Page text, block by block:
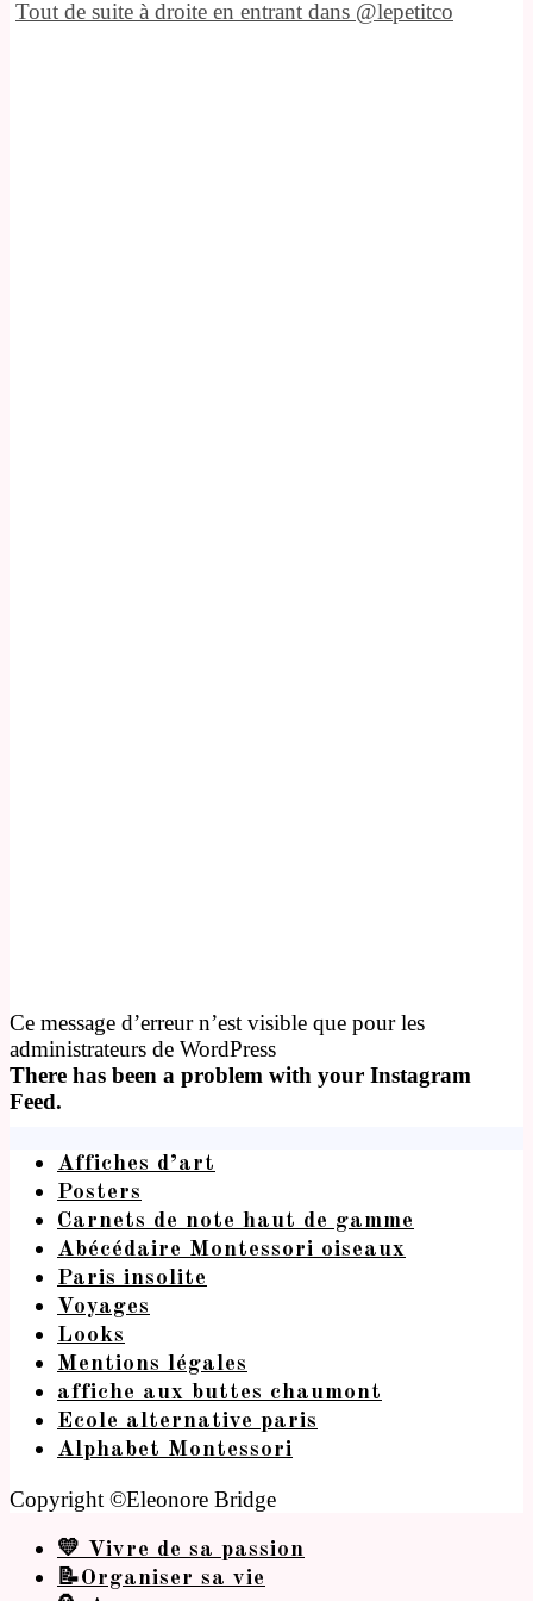
Tout de suite à droite en entrant dans @lepetitco
Ce message d’erreur n’est visible que pour les
administrateurs de WordPress
There has been a problem with your Instagram
Feed.
Affiches d’art
Posters
Carnets de note haut de gamme
Abécédaire Montessori oiseaux
Paris insolite
Voyages
Looks
Mentions légales
affiche aux buttes chaumont
Ecole alternative paris
Alphabet Montessori
Copyright ©Eleonore Bridge
💛 Vivre de sa passion
📝Organiser sa vie